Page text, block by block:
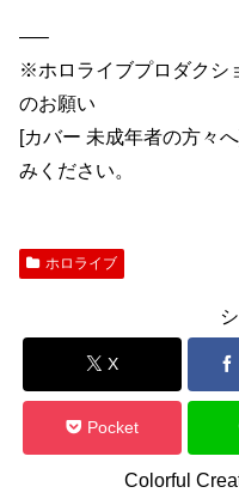
—–
※ホロライブプロダクシ
のお願い
[カバー 未成年者の方々
みください。
ホロライブ
X
Pocket
Colorful